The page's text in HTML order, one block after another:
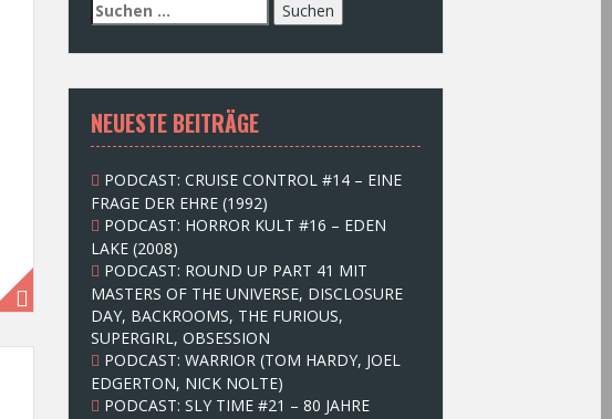
S
u
c
e
n
n
c
h
:
NEUESTE BEITRÄGE
PODCAST: CRUISE CONTROL #14 – EINE
FRAGE DER EHRE (1992)
PODCAST: HORROR KULT #16 – EDEN
LAKE (2008)
PODCAST: ROUND UP PART 41 MIT
MASTERS OF THE UNIVERSE, DISCLOSURE
DAY, BACKROOMS, THE FURIOUS,
SUPERGIRL, OBSESSION
PODCAST: WARRIOR (TOM HARDY, JOEL
EDGERTON, NICK NOLTE)
PODCAST: SLY TIME #21 – 80 JAHRE